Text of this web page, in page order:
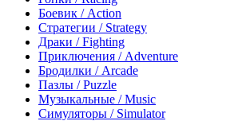
Боевик / Action
Стратегии / Strategy
Драки / Fighting
Приключения / Adventure
Бродилки / Arcade
Пазлы / Puzzle
Музыкальные / Music
Симуляторы / Simulator